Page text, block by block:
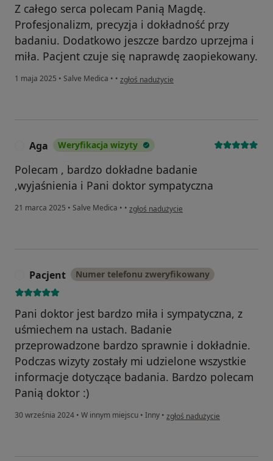
Z całego serca polecam Panią Magdę.
Profesjonalizm, precyzja i dokładność przy
badaniu. Dodatkowo jeszcze bardzo uprzejma i
miła. Pacjent czuje się naprawdę zaopiekowany.
1 maja 2025 • Salve Medica • • w opinii użytkownika Joanna
zgłoś nadużycie
Aga Weryfikacja wizyty
Polecam , bardzo dokładne badanie
,wyjaśnienia i Pani doktor sympatyczna
21 marca 2025 • Salve Medica • • w opinii użytkownika Aga
zgłoś nadużycie
Pacjent Numer telefonu zweryfikowany
Pani doktor jest bardzo miła i sympatyczna, z
uśmiechem na ustach. Badanie
przeprowadzone bardzo sprawnie i dokładnie.
Podczas wizyty zostały mi udzielone wszystkie
informacje dotyczące badania. Bardzo polecam
Panią doktor :)
30 września 2024 • W innym miejscu • Inny • w opinii użytkownika Pacjent
zgłoś nadużycie